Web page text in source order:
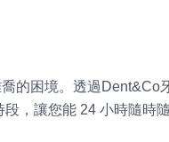
的困境。透過Dent&Co
，讓您能 24 小時隨時